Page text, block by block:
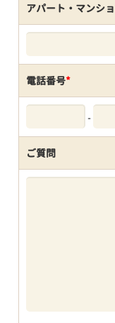
アパート・マンシ
電話番号*
-
ご質問